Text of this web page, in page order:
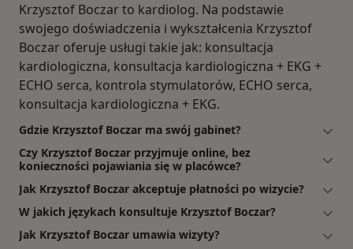
Krzysztof Boczar to kardiolog. Na podstawie
swojego doświadczenia i wykształcenia Krzysztof
Boczar oferuje usługi takie jak: konsultacja
kardiologiczna, konsultacja kardiologiczna + EKG +
ECHO serca, kontrola stymulatorów, ECHO serca,
konsultacja kardiologiczna + EKG.
Gdzie Krzysztof Boczar ma swój gabinet?
Czy Krzysztof Boczar przyjmuje online, bez
konieczności pojawiania się w placówce?
Jak Krzysztof Boczar akceptuje płatności po wizycie?
W jakich językach konsultuje Krzysztof Boczar?
Jak Krzysztof Boczar umawia wizyty?